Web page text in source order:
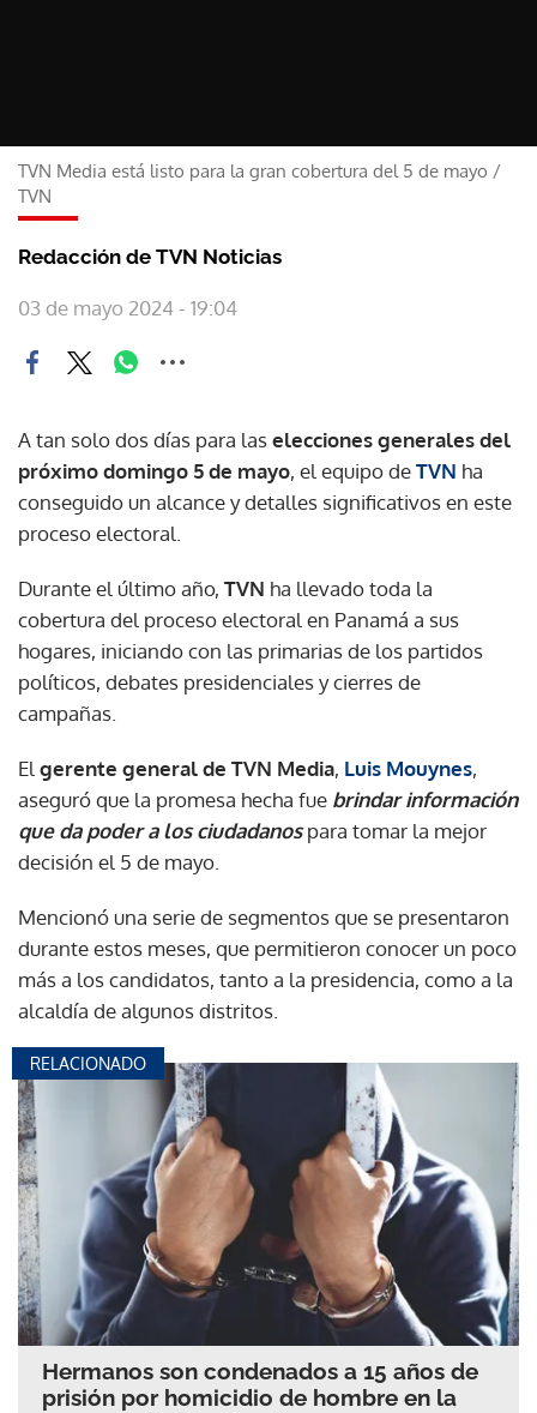
TVN Media está listo para la gran cobertura del 5 de mayo /
TVN
Redacción de TVN Noticias
03 de mayo 2024 - 19:04
A tan solo dos días para laselecciones generales del
próximo domingo 5 de mayo, el equipo deTVN ha
conseguido un alcance y detalles significativos en este
proceso electoral.
Durante el último año, TVN ha llevado toda la
cobertura del proceso electoral en Panamá a sus
hogares, iniciando con las primarias de los partidos
políticos, debates presidenciales y cierres de
campañas.
El gerente general de TVN Media, Luis Mouynes,
aseguró que la promesa hecha fue brindar información
que da poder a los ciudadanospara tomar la mejor
decisión el 5 de mayo.
Mencionó una serie de segmentos que se presentaron
durante estos meses, que permitieron conocer un poco
más a los candidatos, tanto a la presidencia, como a la
alcaldía de algunos distritos.
RELACIONADO
Hermanos son condenados a 15 años de
prisión por homicidio de hombre en la